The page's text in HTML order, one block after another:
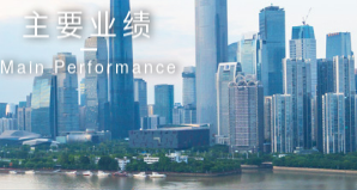
主要业绩
Main Performance